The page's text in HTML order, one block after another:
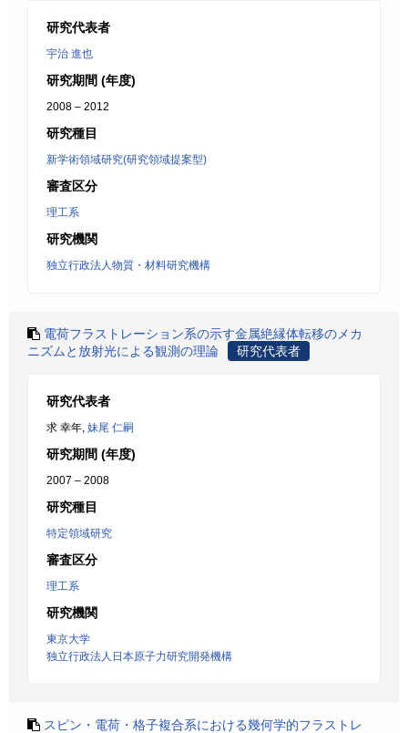
研究代表者
宇治 進也
研究期間 (年度)
2008 – 2012
研究種目
新学術領域研究(研究領域提案型)
審査区分
理工系
研究機関
独立行政法人物質・材料研究機構
電荷フラストレーション系の示す金属絶縁体転移のメカ
ニズムと放射光による観測の理論
研究代表者
研究代表者
求 幸年, 妹尾 仁嗣
研究期間 (年度)
2007 – 2008
研究種目
特定領域研究
審査区分
理工系
研究機関
東京大学
独立行政法人日本原子力研究開発機構
スピン・電荷・格子複合系における幾何学的フラストレ